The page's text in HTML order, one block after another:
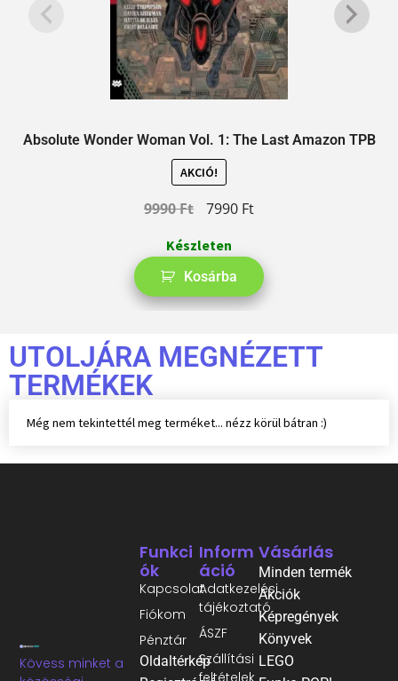
Absolute Wonder Woman Vol. 1: The Last Amazon TPB
AKCIÓ!
9990Ft 7990 Ft
Készleten
Kosárba
UTOLJÁRA MEGNÉZETT
TERMÉKEK
Még nem tekintettél meg terméket... nézz körül bátran :)
Kövess minket a
Inform
Áció
Adatkezelési
tájékoztató
ÁSZF
Szállítási
Funkci
Ók
Kapcsolat
Fiókom
Pénztár
Oldaltérkép
Vásárlás
Minden termék
Akciók
Képregények
Könyvek
LEGO